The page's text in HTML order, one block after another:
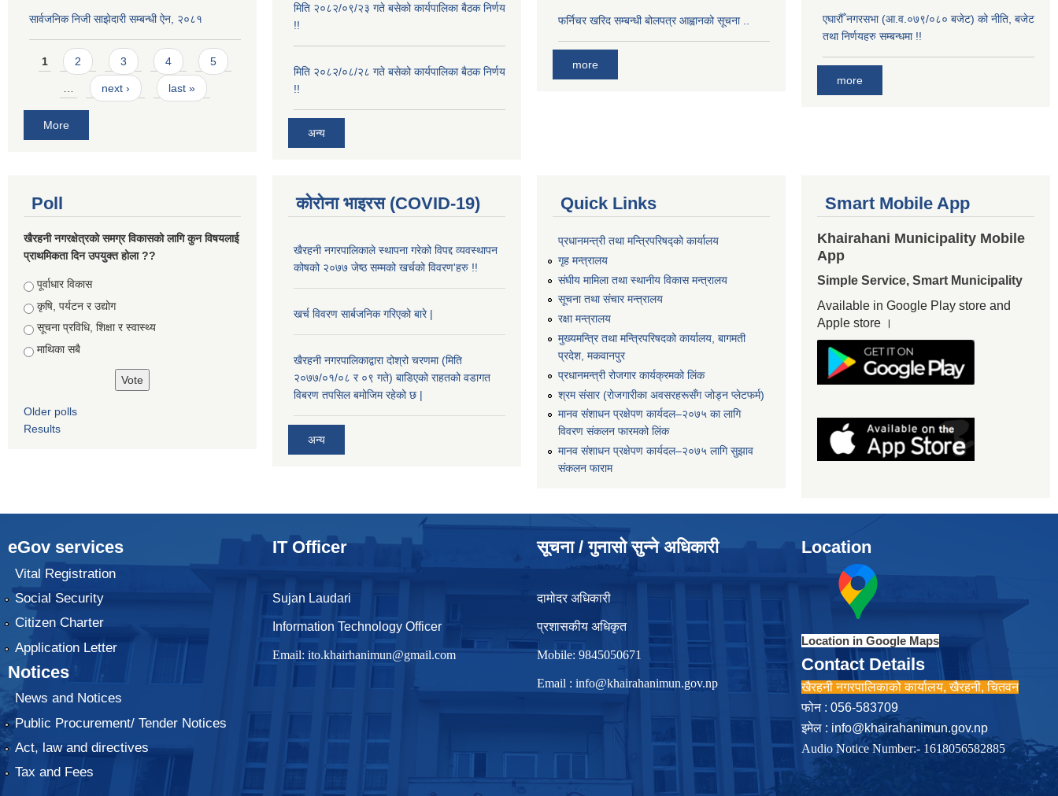
सार्वजनिक निजी साझेदारी सम्बन्धी ऐन, २०८१
Pages
1 2 3 4 5
… next › last »
More
मिति २०८२/०९/२३ गते बसेको कार्यपालिका बैठक निर्णय
!!
मिति २०८२/०८/२८ गते बसेको कार्यपालिका बैठक निर्णय
!!
अन्य
फर्निचर खरिद सम्बन्धी बोलपत्र आह्वानको सूचना ..
more
एघारौँ नगरसभा (आ.व.०७९/०८० बजेट) को नीति, बजेट
तथा निर्णयहरु सम्बन्धमा !!
more
Poll
खैरहनी नगरक्षेत्रको समग्र विकासको लागि कुन विषयलाई
प्राथमिकता दिन उपयुक्त होला ??
Choices
पूर्वाधार विकास
कृषि, पर्यटन र उद्योग
सूचना प्रविधि, शिक्षा र स्वास्थ्य
माथिका सबै
Older polls
Results
कोरोना भाइरस (COVID-19)
खैरहनी नगरपालिकाले स्थापना गरेको विपद्द व्यवस्थापन
कोषको २०७७ जेष्ठ सम्मको खर्चको विवरण'हरु !!
खर्च विवरण सार्बजनिक गरिएको बारे |
खैरहनी नगरपालिकाद्वारा दोश्रो चरणमा (मिति
२०७७/०१/०८ र ०९ गते) बाडिएको राहतको वडागत
विबरण तपसिल बमोजिम रहेको छ |
अन्य
Quick Links
प्रधानमन्त्री तथा मन्त्रिपरिषद्को कार्यालय
गृह मन्त्रालय
संघीय मामिला तथा स्थानीय विकास मन्त्रालय
सूचना तथा संचार मन्त्रालय
रक्षा मन्त्रालय
मुख्यमन्त्रि तथा मन्त्रिपरिषदको कार्यालय, बागमती
प्रदेश, मकवानपुर
प्रधानमन्त्री रोजगार कार्यक्रमको लिंक
श्रम संसार (रोजगारीका अवसरहरूसँग जोड्न प्लेटफर्म)
मानव संशाधन प्रक्षेपण कार्यदल–२०७५ का लागि
विवरण संकलन फारमको लिंक
मानव संशाधन प्रक्षेपण कार्यदल–२०७५ लागि सुझाव
संकलन फाराम
Smart Mobile App
Khairahani Municipality Mobile
App
Simple Service, Smart Municipality
Available in Google Play store and
Apple store ।
eGov services
Vital Registration
Social Security
Citizen Charter
Application Letter
Notices
News and Notices
Public Procurement/ Tender Notices
Act, law and directives
Tax and Fees
IT Officer
Sujan Laudari
Information Technology Officer
Email: ito.khairhanimun@gmail.com
सूचना / गुनासो सुन्ने अधिकारी
दामोदर अधिकारी
प्रशासकीय अधिकृत
Mobile: 9845050671
Email : info@khairahanimun.gov.np
Location
Location in Google Maps
Contact Details
खैरहनी नगरपालिकाको कार्यालय, खैरहनी, चितवन
फोन : 056-583709
इमेल : info@khairahanimun.gov.np
Audio Notice Number:- 1618056582885